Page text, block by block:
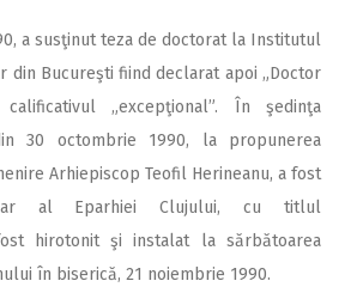
a susţinut teza de doctorat la Institutul
din Bucureşti fiind declarat apoi „Doctor
„excepţional”. În şedinţa
30 octombrie 1990, la propunerea
Arhiepiscop Teofil Herineanu, a fost
al Eparhiei Clujului, cu titlul
hirotonit şi instalat la sărbătoarea
în biserică, 21 noiembrie 1990.